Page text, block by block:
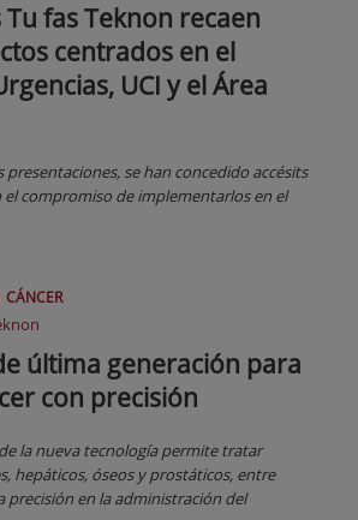
fas Teknon recaen
centrados en el
UCI y el Área
presentaciones, se han concedido accésits
compromiso de implementarlos en el
CÁNCER
última generación para
con precisión
la nueva tecnología permite tratar
hepáticos, óseos y prostáticos, entre
precisión en la administración del